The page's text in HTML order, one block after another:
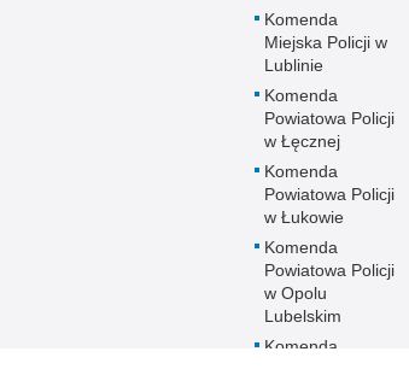
Komenda
Miejska Policji w
Lublinie
Komenda
Powiatowa Policji
w Łęcznej
Komenda
Powiatowa Policji
w Łukowie
Komenda
Powiatowa Policji
w Opolu
Lubelskim
Komenda